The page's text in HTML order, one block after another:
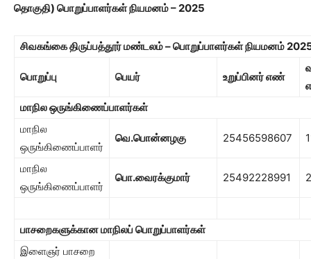
தொகுதி) பொறுப்பாளர்கள் நியமனம் – 2025
சிவகங்கை திருப்பத்தூர் மண்டலம் – பொறுப்பாளர்கள் நியமனம்
பொறுப்பு பெயர் உறுப்பினர் எண்
மாநில ஒருங்கிணைப்பாளர்கள்
மாநில
ஒருங்கிணைப்பாளர்
வெ.பொன்னழகு 25456598607
மாநில
ஒருங்கிணைப்பாளர்
பொ.வைரக்குமார் 25492228991
பாசறைகளுக்கான மாநிலப் பொறுப்பாளர்கள்
இளைஞர் பாசறை